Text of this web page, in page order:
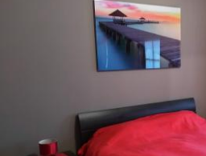
12 maanden, 11
maanden, 3-4 maanden,